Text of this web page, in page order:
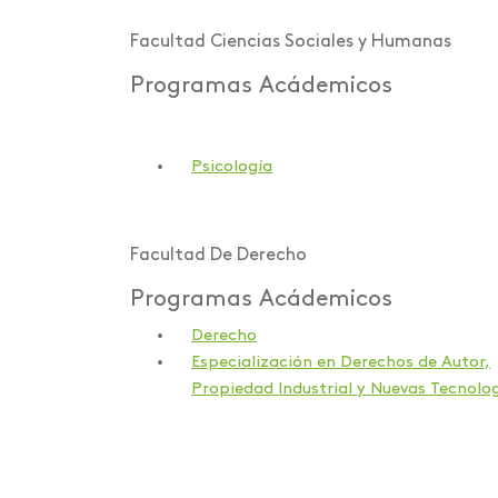
Facultad Ciencias Sociales y Humanas
Programas Acádemicos
Psicología
Facultad De Derecho
Programas Acádemicos
Derecho
Especialización en Derechos de Autor,
Propiedad Industrial y Nuevas